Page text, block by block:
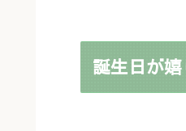
誕生日が